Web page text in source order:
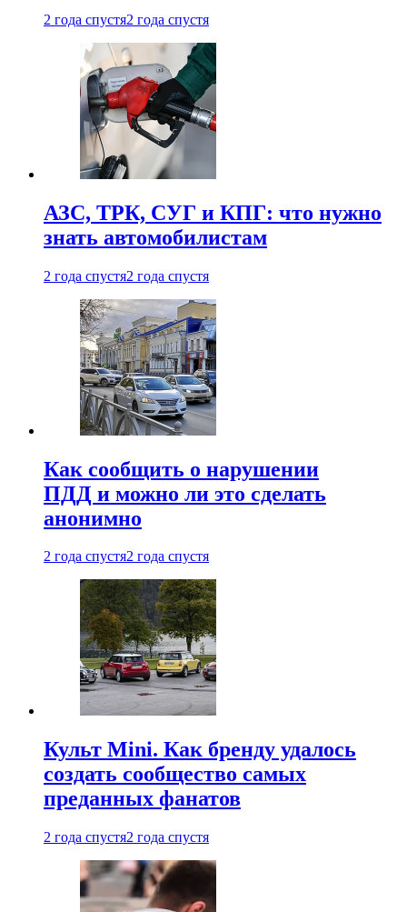
2 года спустя2 года спустя
АЗС, ТРК, СУГ и КПГ: что нужно
знать автомобилистам
2 года спустя2 года спустя
Как сообщить о нарушении
ПДД и можно ли это сделать
анонимно
2 года спустя2 года спустя
Культ Mini. Как бренду удалось
создать сообщество самых
преданных фанатов
2 года спустя2 года спустя